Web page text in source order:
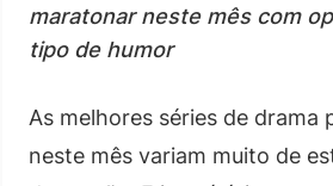
maratonar neste mês com
tipo de humor
As melhores séries de drama
neste mês variam muito de